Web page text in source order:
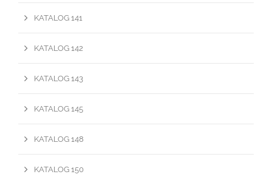
KATALOG 141
KATALOG 142
KATALOG 143
KATALOG 145
KATALOG 148
KATALOG 150